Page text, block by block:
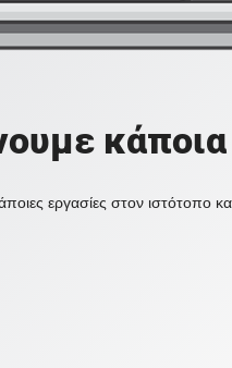
κάποια
εργασίες στον ιστότοπο